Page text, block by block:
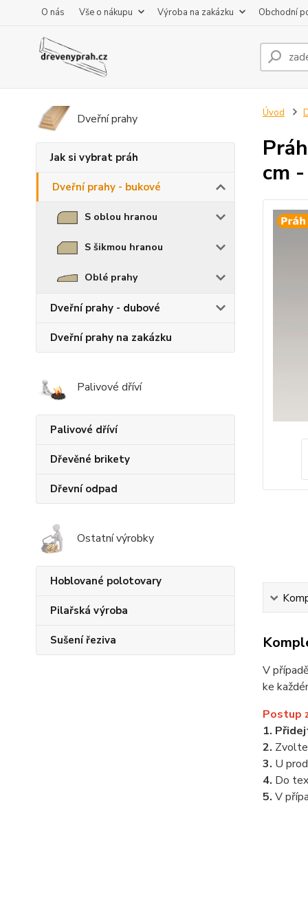
O nás Vše o nákupu Výroba na zakázku Obchodní
Dveřní prahy
Jak si vybrat práh
Dveřní prahy - bukové
S oblou hranou
S šikmou hranou
Oblé prahy
Dveřní prahy - dubové
Dveřní prahy na zakázku
Palivové dříví
Palivové dříví
Dřevěné brikety
Dřevní odpad
Ostatní výrobky
Hoblované polotovary
Pilařská výroba
Sušení řeziva
Úvod
cm
V případě
ke
Postup
1.
2.
3. U
4. Do
5. V